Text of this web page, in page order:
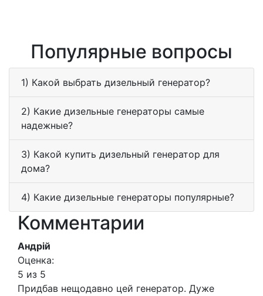
Популярные вопросы
1) Какой выбрать дизельный генератор?
2) Какие дизельные генераторы самые
надежные?
3) Какой купить дизельный генератор для
дома?
4) Какие дизельные генераторы популярные?
Комментарии
Андрій
Оценка:
5 из 5
Придбав нещодавно цей генератор. Дуже